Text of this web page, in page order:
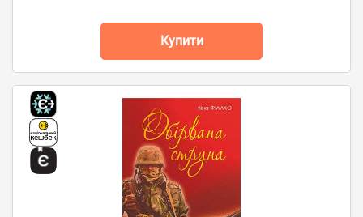
Купити